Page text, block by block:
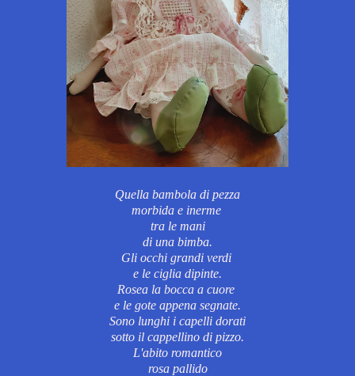
Quella bambola di pezza
morbida e inerme
tra le mani
di una bimba.
Gli occhi grandi verdi
e le ciglia dipinte.
Rosea la bocca a cuore
e le gote appena segnate.
Sono lunghi i capelli dorati
sotto il cappellino di pizzo.
L'abito romantico
rosa pallido